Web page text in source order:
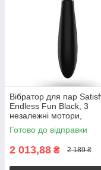
Вібратор для пар
Endless Fun Black, 3
незалежні мотори,
багатофункціональний
Готово до відправки
2 013,88 ₴ 2 189 ₴